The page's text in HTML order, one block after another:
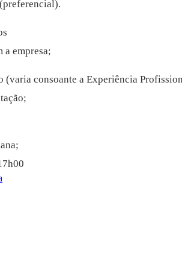
a empresa;
(varia consoante a Experiência